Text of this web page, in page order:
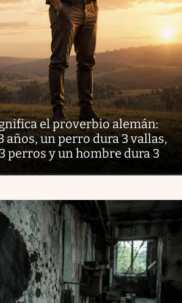
el proverbio alemán:
años, un perro dura 3 vallas,
perros y un hombre dura 3